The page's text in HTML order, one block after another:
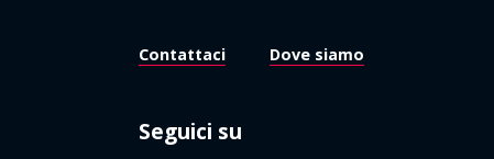
Contattaci Dove siamo
Seguici su